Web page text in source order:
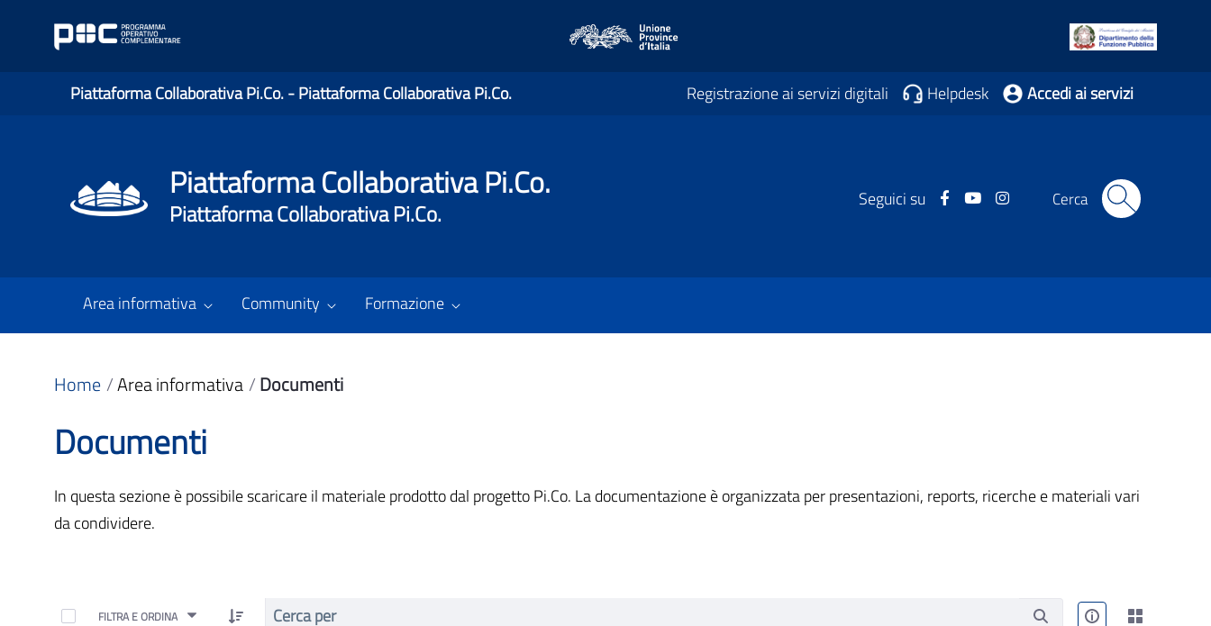
Piattaforma Collaborativa Pi.Co. - Piattaforma Collaborativa Pi.Co. Registrazione ai servizi digitali Helpdesk Accedi ai servizi
Piattaforma Collaborativa Pi.Co.
Piattaforma Collaborativa Pi.Co.
Seguici su FacebookYoutubeInstagram
Cerca
Area informativa Community Formazione
Home Area informativa Documenti
Documenti
In questa sezione è possibile scaricare il materiale prodotto dal progetto Pi.Co. La documentazione è organizzata per presentazioni, reports, ricerche e materiali vari
da condividere.
FILTRA E ORDINA